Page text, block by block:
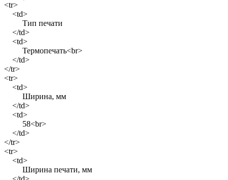
<tr>
<td>
Тип печати
</td>
<td>
Термопечать<br>
</td>
</tr>
<tr>
<td>
Ширина, мм
</td>
<td>
58<br>
</td>
</tr>
<tr>
<td>
Ширина печати, мм